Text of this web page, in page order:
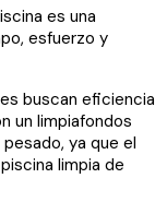
es una
esfuerzo y
buscan eficiencia
un limpiafondos
ya que el
limpia de